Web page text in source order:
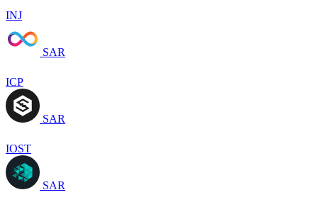
INJ
SAR
ICP
SAR
IOST
SAR